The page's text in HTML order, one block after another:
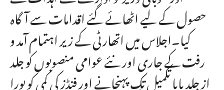
حصول کے لیے اٹھائے گئے اقدامات سے آگاہ
کیا۔اجلاس میں اتھارٹی کے زیر اہتمام آمد و
رفت کے جاری اور نئے عوامی منصوبوں کو جلد
از جلد پایا تکمیل تک پہنچانے اور فنڈز کی کمی کو پورا